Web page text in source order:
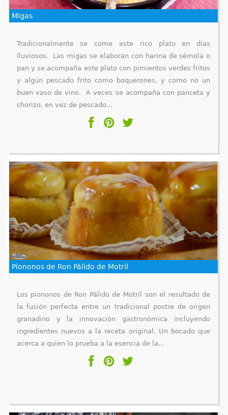
Migas
Tradicionalmente se come este rico plato en días
lluviosos. Las migas se elaboran con harina de sémola o
pan y se acompaña este plato con pimientos verdes fritos
y algún pescado frito como boquerones, y como no un
buen vaso de vino. A veces se acompaña con panceta y
chorizo, en vez de pescado...
Piononos de Ron Pálido de Motril
Los piononos de Ron Pálido de Motril son el resultado de
la fusión perfecta entre un tradicional postre de origen
granadino y la innovación gastronómica incluyendo
ingredientes nuevos a la receta original. Un bocado que
acerca a quien lo prueba a la esencia de la...